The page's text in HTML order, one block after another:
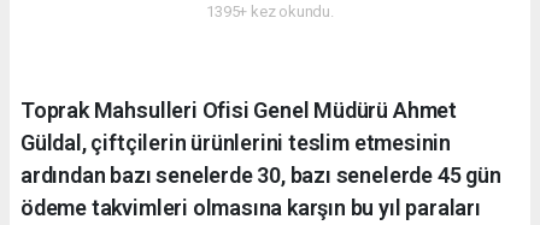
1395+ kez okundu.
Toprak Mahsulleri Ofisi Genel Müdürü Ahmet
Güldal, çiftçilerin ürünlerini teslim etmesinin
ardından bazı senelerde 30, bazı senelerde 45 gün
ödeme takvimleri olmasına karşın bu yıl paraları